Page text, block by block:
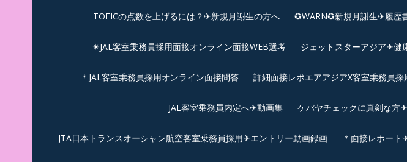
TOEICの点数を上げるには？✈新規月謝生の方へ ✪WARN✪新規月謝生✈履歴
✴︎JAL客室乗務員採用面接オンライン面接WEB選考 ジェットスターアジア✈︎健
＊JAL客室乗務員採用オンライン面接問答 詳細面接レポエアアジアX客室乗務員
JAL客室乗務員内定へ✈動画集 ケバヤチェックに真剣な方
JTA日本トランスオーシャン航空客室乗務員採用✈エントリー動画録画 ＊面接レポー